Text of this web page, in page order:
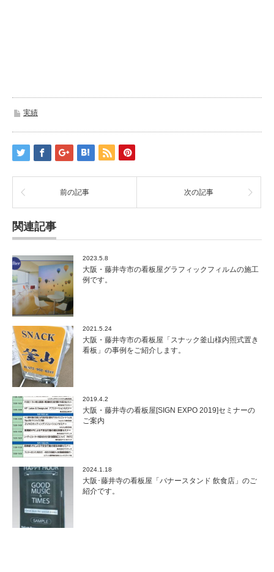
実績
前の記事 次の記事
関連記事
2023.5.8
大阪・藤井寺市の看板屋グラフィックフィルムの施工
例です。
2021.5.24
大阪・藤井寺市の看板屋「スナック釜山様内照式置き
看板」の事例をご紹介します。
2019.4.2
大阪・藤井寺の看板屋[SIGN EXPO 2019]セミナーの
ご案内
2024.1.18
大阪･藤井寺の看板屋「バナースタンド 飲食店」のご
紹介です。